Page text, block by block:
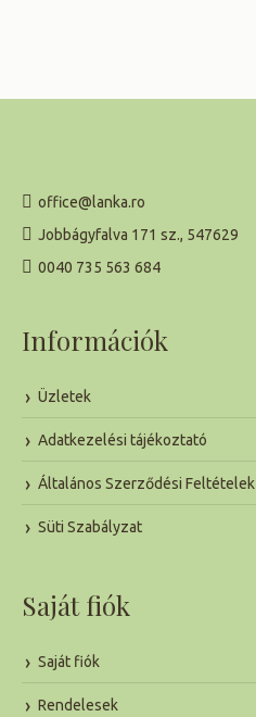
office@lanka.ro
Jobbágyfalva 171 sz., 547629
0040 735 563 684
Információk
Üzletek
Adatkezelési tájékoztató
Általános Szerződési Feltételek
Süti Szabályzat
Saját fiók
Saját fiók
Rendelesek